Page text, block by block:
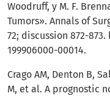
Woodruff, y M. F.
Tumors». Annals of
72; discussion 872-
199906000-00014.
Crago AM, Denton B,
M, et al. A prognostic